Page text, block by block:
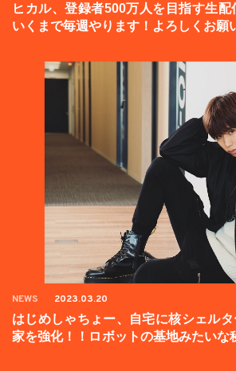
ヒカル、登録者500万人を目指す生配
いくまで毎週やります！よろしくお願
NEWS 2023.03.20
はじめしゃちょー、自宅に核シェル
家を強化！！ロボットの基地みたいな